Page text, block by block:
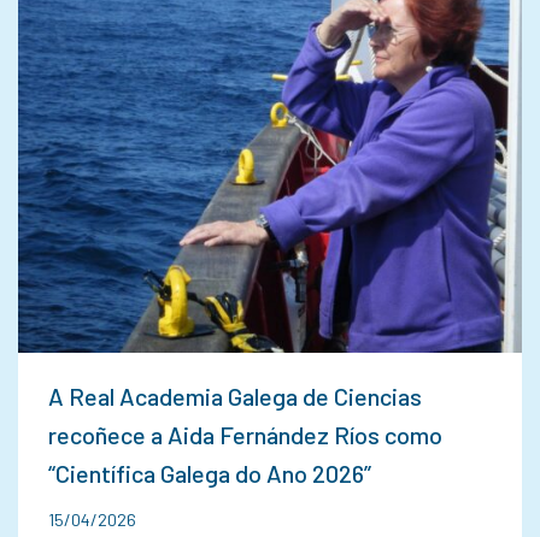
A Real Academia Galega de Ciencias
recoñece a Aida Fernández Ríos como
“Científica Galega do Ano 2026”
15/04/2026